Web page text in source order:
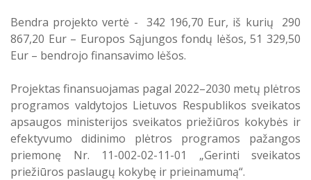
Bendra projekto vertė - 342 196,70 Eur, iš kurių 290
867,20 Eur – Europos Sąjungos fondų lėšos, 51 329,50
Eur – bendrojo finansavimo lėšos.
Projektas finansuojamas pagal 2022–2030 metų plėtros
programos valdytojos Lietuvos Respublikos sveikatos
apsaugos ministerijos sveikatos priežiūros kokybės ir
efektyvumo didinimo plėtros programos pažangos
priemonę Nr. 11-002-02-11-01 „Gerinti sveikatos
priežiūros paslaugų kokybę ir prieinamumą“.